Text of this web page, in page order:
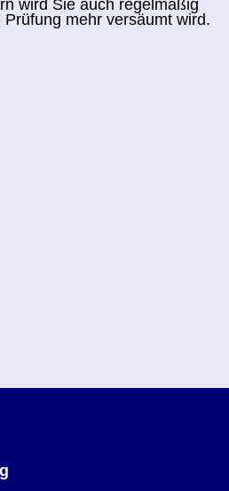
wird Sie auch regelmäßig
mehr versäumt wird.